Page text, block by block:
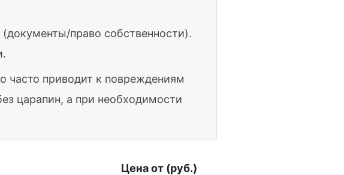
право собственности).
часто приводит к повреждениям
царапин, а при необходимости
Цена от (руб.)